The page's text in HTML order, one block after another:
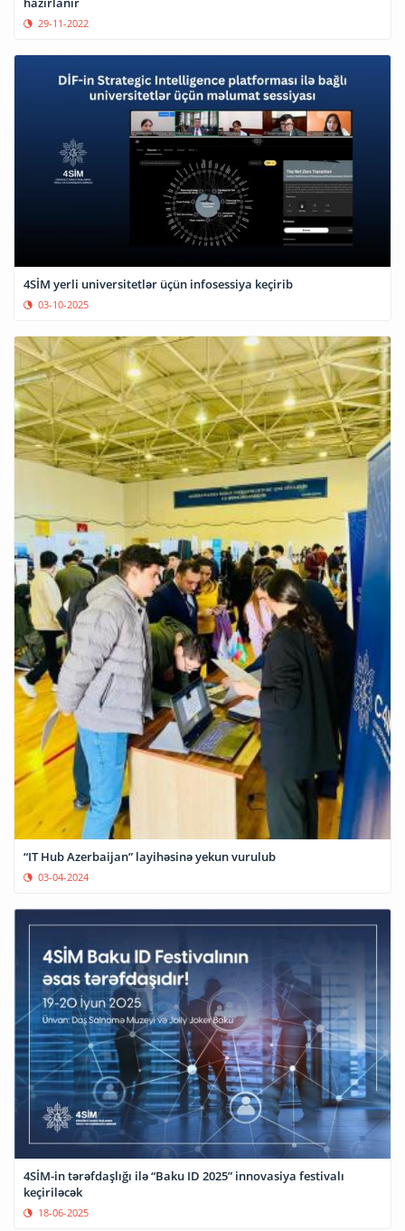
29-11-2022
4SİM yerli universitetlər üçün infosessiya keçirib
03-10-2025
“IT Hub Azerbaijan” layihəsinə yekun vurulub
03-04-2024
4SİM-in tərəfdaşlığı ilə “Baku ID 2025” innovasiya festivalı
keçiriləcək
18-06-2025